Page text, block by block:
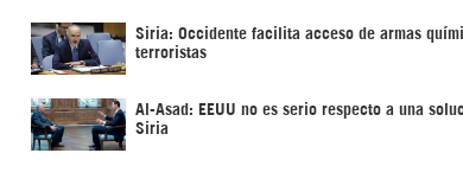
Siria: Occidente facilita acceso de armas
terroristas
Al-Asad: EEUU no es serio respecto a una
Siria